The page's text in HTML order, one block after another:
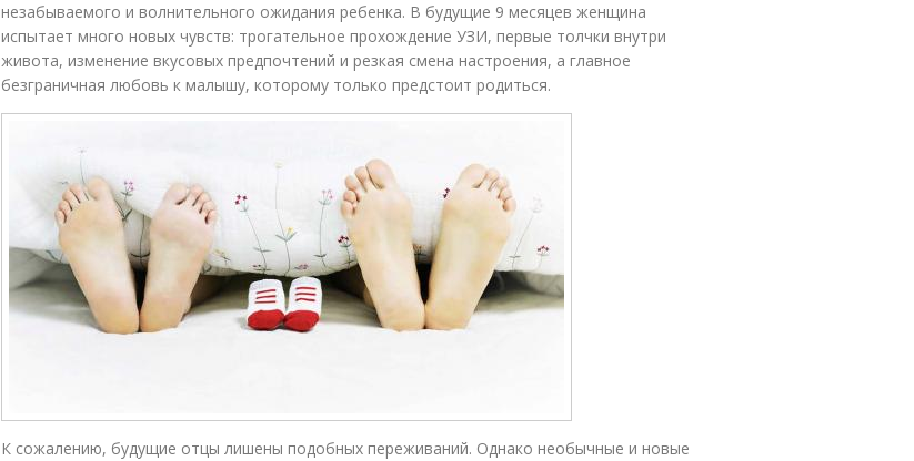
незабываемого и волнительного ожидания ребенка. В будущие 9 месяцев женщина
испытает много новых чувств: трогательное прохождение УЗИ, первые толчки внутри
живота, изменение вкусовых предпочтений и резкая смена настроения, а главное
безграничная любовь к малышу, которому только предстоит родиться.
К сожалению, будущие отцы лишены подобных переживаний. Однако необычные и новые